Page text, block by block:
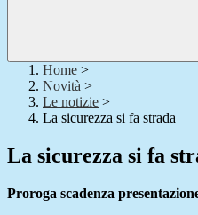
Home >
Novità >
Le notizie >
La sicurezza si fa strada
La sicurezza si fa
Proroga scadenza